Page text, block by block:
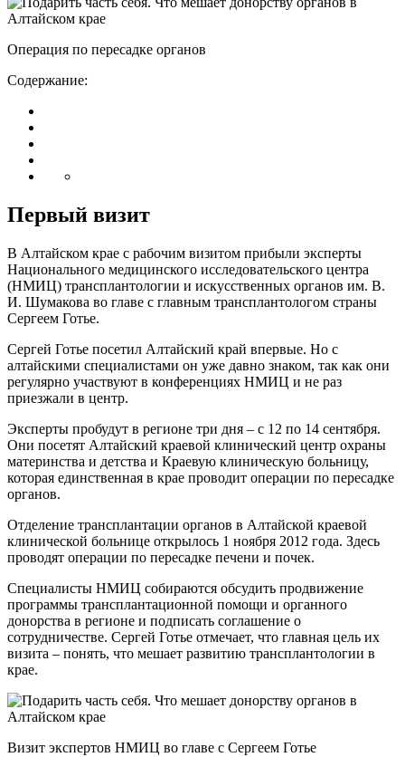
Операция по пересадке органов
Содержание:
Первый визит
В Алтайском крае с рабочим визитом прибыли эксперты
Национального медицинского исследовательского центра
(НМИЦ) трансплантологии и искусственных органов им. В.
И. Шумакова во главе с главным трансплантологом страны
Сергеем Готье.
Сергей Готье посетил Алтайский край впервые. Но с
алтайскими специалистами он уже давно знаком, так как они
регулярно участвуют в конференциях НМИЦ и не раз
приезжали в центр.
Эксперты пробудут в регионе три дня – с 12 по 14 сентября.
Они посетят Алтайский краевой клинический центр охраны
материнства и детства и Краевую клиническую больницу,
которая единственная в крае проводит операции по пересадке
органов.
Отделение трансплантации органов в Алтайской краевой
клинической больнице открылось 1 ноября 2012 года. Здесь
проводят операции по пересадке печени и почек.
Специалисты НМИЦ собираются обсудить продвижение
программы трансплантационной помощи и органного
донорства в регионе и подписать соглашение о
сотрудничестве. Сергей Готье отмечает, что главная цель их
визита – понять, что мешает развитию трансплантологии в
крае.
Визит экспертов НМИЦ во главе с Сергеем Готье